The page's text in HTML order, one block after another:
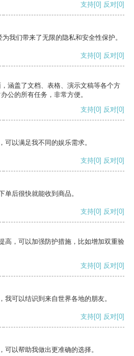
支持[0] 反对[0]
我们带来了无限的隐私和安全性保护。
支持[0] 反对[0]
涵盖了文档、表格、演示文稿等各个方
公的所有任务，非常方便。
支持[0] 反对[0]
可以满足我不同的娱乐需求。
支持[0] 反对[0]
单后很快就能收到商品。
支持[0] 反对[0]
高，可以加强防护措施，比如增加双重验
支持[0] 反对[0]
我可以结识到来自世界各地的朋友。
支持[0] 反对[0]
可以帮助我做出更准确的选择。